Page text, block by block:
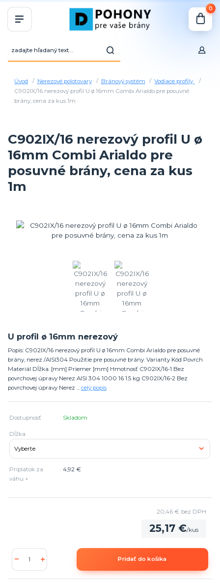
0
Úvod Nerezové polotovary Bránový systém
Vodiace profily
C902IX/16 nerezový profil U ø 16mm Combi Arialdo pre posuvné
brány, cena za kus 1m
C902IX/16 nerezový profil U ø
16mm Combi Arialdo pre
posuvné brány, cena za kus
1m
U profil ø 16mm nerezový
Popis: C902IX/16 nerezový profil U ø 16mm Combi Arialdo pre posuvné
brány, nerez /AISI304 Použitie pre posuvné brány. Varianty Kód Povrch
Materiál Dĺžka. [mm] Priemer [mm] Hmotnosť C902IX/16-1 Bez
povrchovej úpravy Nerez AISI 304 1000 16 1.5 kg C902IX/16-2 Bez
povrchovej úpravy Nerez ... celý popis
Dostupnosť Skladom
Dĺžka
Príplatok za
váhu +
4,92 €
25,17 €/kus
20,46 € bez DPH
Pridať do košíka